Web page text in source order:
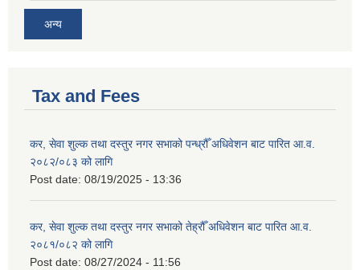
अन्य
Tax and Fees
कर, सेवा शुल्क तथा दस्तुर नगर सभाको पन्ध्रौँ अधिवेशन बाट पारित आ.व.
२०८२/०८३ को लागि
Post date: 08/19/2025 - 13:36
कर, सेवा शुल्क तथा दस्तुर नगर सभाको तेह्रौँ अधिवेशन बाट पारित आ.व.
२०८१/०८२ को लागि
Post date: 08/27/2024 - 11:56